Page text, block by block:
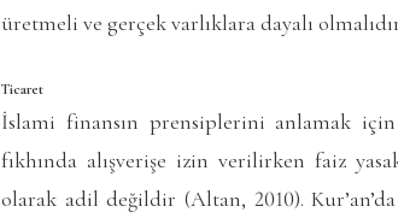
üretmeli ve gerçek varlıklara dayalı
Ticaret
İslami finansın prensiplerini anlamak
fıkhında alışverişe izin verilirken faiz
olarak adil değildir (Altan, 2010).